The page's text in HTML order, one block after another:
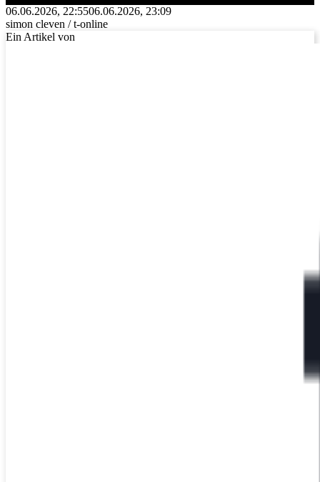
06.06.2026, 22:5506.06.2026, 23:09
simon cleven / t-online
Ein Artikel von